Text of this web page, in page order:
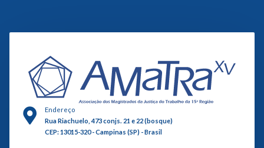
Endereço
Rua Riachuelo, 473 conjs. 21 e 22 (bosque)
CEP: 13015-320 - Campinas (SP) - Brasil